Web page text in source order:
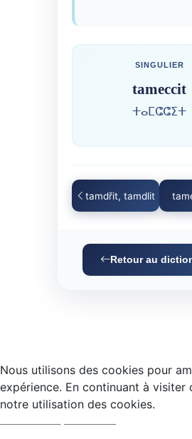
SINGULIER
tameccit
ⵜⴰⵎⵛⵛⵉⵜ
tamdřit, tamdlit
Retour au
Nous utilisons des cookies pour
expérience. En continuant à visiter
notre utilisation des cookies.